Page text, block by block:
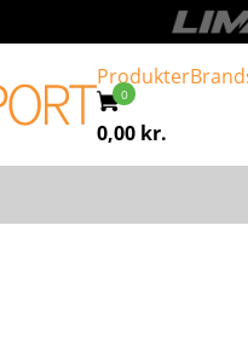
Produkter
0,00 kr.